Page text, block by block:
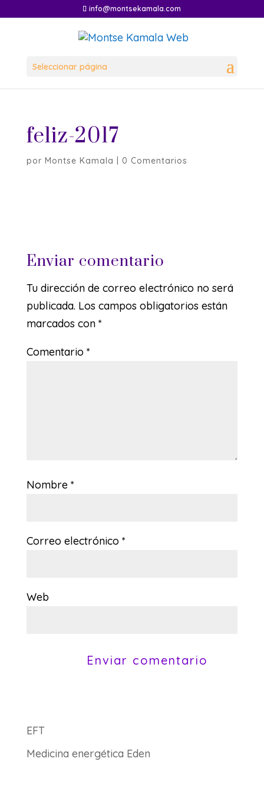
info@montsekamala.com
Seleccionar página
feliz-2017
por Montse Kamala 0 Comentarios
Enviar comentario
Tu dirección de correo electrónico no será
publicada. Los campos obligatorios están
marcados con *
Comentario *
Nombre *
Correo electrónico *
Web
EFT
Medicina energética Eden